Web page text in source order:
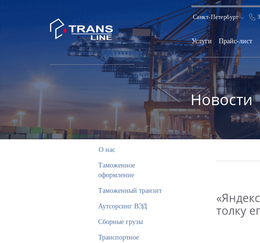
Санкт-Петербург
Услуги Прайс-лист
Новости
О нас
Таможенное
оформление
Таможенный транзит
Аутсорсинг ВЭД
Сборные грузы
Транспортное
толку